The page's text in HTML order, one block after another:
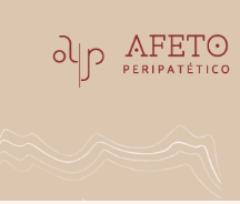
content
ENCICLOPEDIA